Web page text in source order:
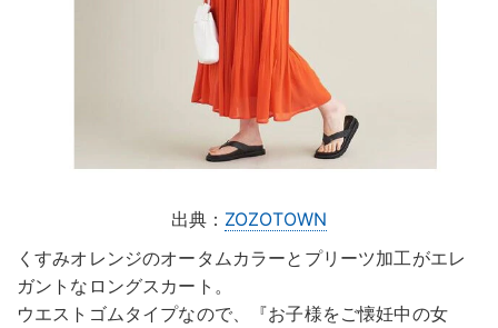
出典： ZOZOTOWN
くすみオレンジのオータムカラーとプリーツ加工がエレ
ガントなロングスカート。
ウエストゴムタイプなので、『お子様をご懐妊中の女